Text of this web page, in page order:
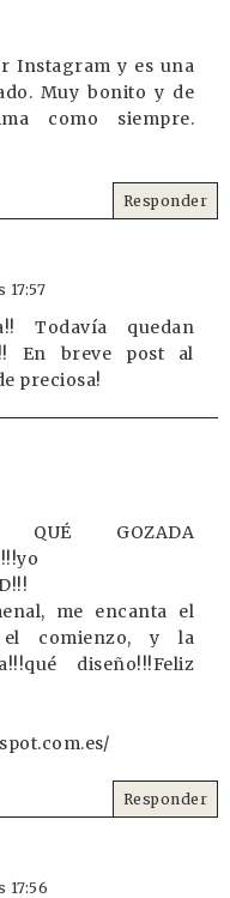
Instagram y es una
Muy bonito y de
como siempre.
Responder
17:57
Todavía quedan
En breve post al
preciosa!
QUÉ GOZADA
me encanta el
comienzo, y la
diseño!!!Feliz
Responder
17:56